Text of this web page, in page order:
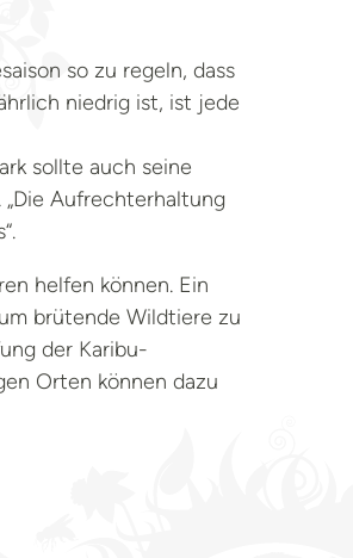
so zu regeln, dass
niedrig ist, ist jede
sollte auch seine
Aufrechterhaltung
helfen können. Ein
brütende Wildtiere zu
der Karibu-
Orten können dazu